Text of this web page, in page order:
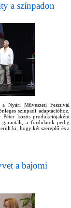
a színpadon
a Nyári Művészeti Fesztivál
színpadi adaptációhoz,
közös produkciójaként
garantált, a fordulatok pedig
ki, hogy két szereplő és a
a bajomi